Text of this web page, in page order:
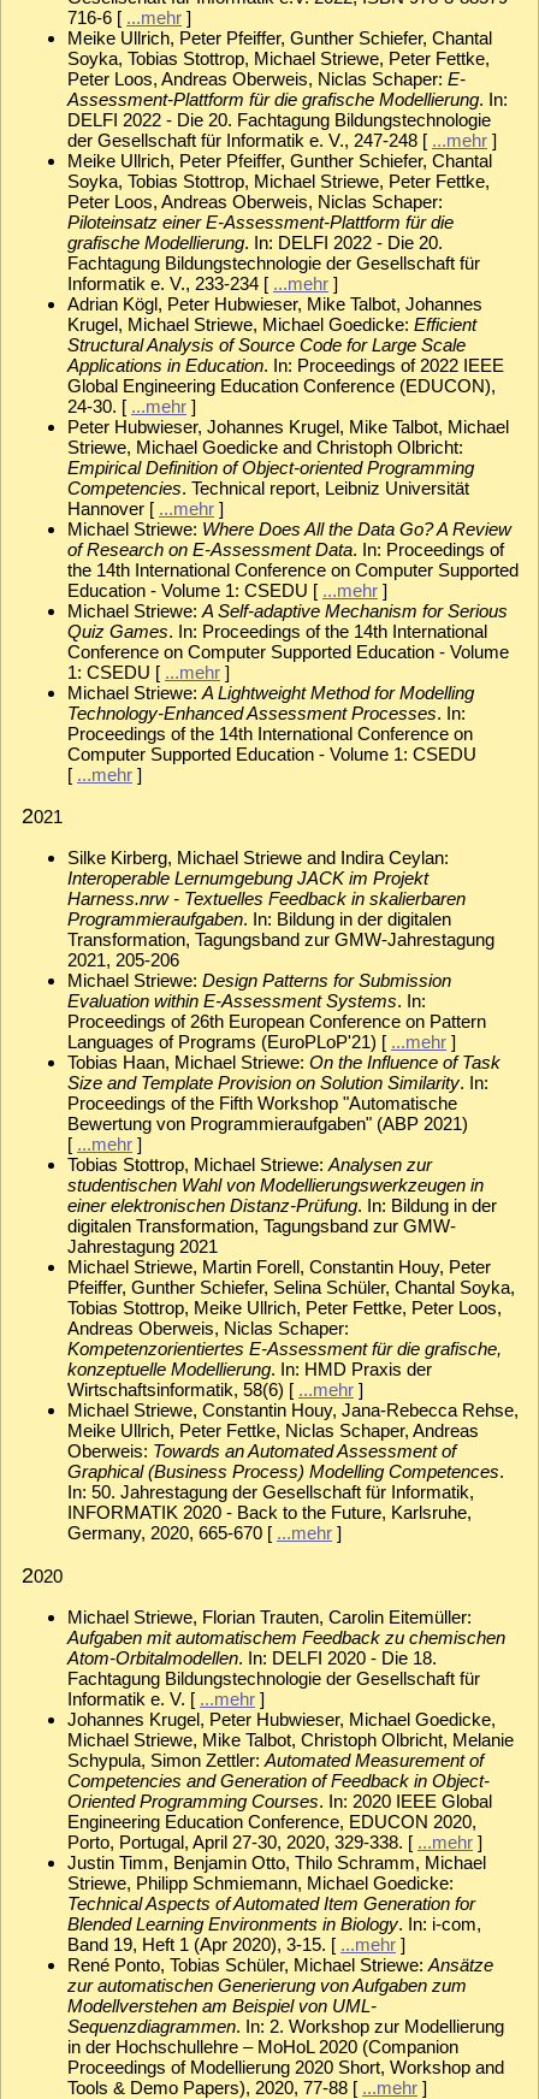
716-6 [ ...mehr ]
Meike Ullrich, Peter Pfeiffer, Gunther Schiefer, Chantal
Soyka, Tobias Stottrop, Michael Striewe, Peter Fettke,
Peter Loos, Andreas Oberweis, Niclas Schaper: E-
Assessment-Plattform für die grafische Modellierung. In:
DELFI 2022 - Die 20. Fachtagung Bildungstechnologie
der Gesellschaft für Informatik e. V., 247-248 [ ...mehr ]
Meike Ullrich, Peter Pfeiffer, Gunther Schiefer, Chantal
Soyka, Tobias Stottrop, Michael Striewe, Peter Fettke,
Peter Loos, Andreas Oberweis, Niclas Schaper:
Piloteinsatz einer E-Assessment-Plattform für die
grafische Modellierung. In: DELFI 2022 - Die 20.
Fachtagung Bildungstechnologie der Gesellschaft für
Informatik e. V., 233-234 [ ...mehr ]
Adrian Kögl, Peter Hubwieser, Mike Talbot, Johannes
Krugel, Michael Striewe, Michael Goedicke: Efficient
Structural Analysis of Source Code for Large Scale
Applications in Education. In: Proceedings of 2022 IEEE
Global Engineering Education Conference (EDUCON),
24-30. [ ...mehr ]
Peter Hubwieser, Johannes Krugel, Mike Talbot, Michael
Striewe, Michael Goedicke and Christoph Olbricht:
Empirical Definition of Object-oriented Programming
Competencies. Technical report, Leibniz Universität
Hannover [ ...mehr ]
Michael Striewe: Where Does All the Data Go? A Review
of Research on E-Assessment Data. In: Proceedings of
the 14th International Conference on Computer Supported
Education - Volume 1: CSEDU [ ...mehr ]
Michael Striewe: A Self-adaptive Mechanism for Serious
Quiz Games. In: Proceedings of the 14th International
Conference on Computer Supported Education - Volume
1: CSEDU [ ...mehr ]
Michael Striewe: A Lightweight Method for Modelling
Technology-Enhanced Assessment Processes. In:
Proceedings of the 14th International Conference on
Computer Supported Education - Volume 1: CSEDU
[ ...mehr ]
2021
Silke Kirberg, Michael Striewe and Indira Ceylan:
Interoperable Lernumgebung JACK im Projekt
Harness.nrw - Textuelles Feedback in skalierbaren
Programmieraufgaben. In: Bildung in der digitalen
Transformation, Tagungsband zur GMW-Jahrestagung
2021, 205-206
Michael Striewe: Design Patterns for Submission
Evaluation within E-Assessment Systems. In:
Proceedings of 26th European Conference on Pattern
Languages of Programs (EuroPLoP'21) [ ...mehr ]
Tobias Haan, Michael Striewe: On the Influence of Task
Size and Template Provision on Solution Similarity. In:
Proceedings of the Fifth Workshop "Automatische
Bewertung von Programmieraufgaben" (ABP 2021)
[ ...mehr ]
Tobias Stottrop, Michael Striewe: Analysen zur
studentischen Wahl von Modellierungswerkzeugen in
einer elektronischen Distanz-Prüfung. In: Bildung in der
digitalen Transformation, Tagungsband zur GMW-
Jahrestagung 2021
Michael Striewe, Martin Forell, Constantin Houy, Peter
Pfeiffer, Gunther Schiefer, Selina Schüler, Chantal Soyka,
Tobias Stottrop, Meike Ullrich, Peter Fettke, Peter Loos,
Andreas Oberweis, Niclas Schaper:
Kompetenzorientiertes E-Assessment für die grafische,
konzeptuelle Modellierung. In: HMD Praxis der
Wirtschaftsinformatik, 58(6) [ ...mehr ]
Michael Striewe, Constantin Houy, Jana-Rebecca Rehse,
Meike Ullrich, Peter Fettke, Niclas Schaper, Andreas
Oberweis: Towards an Automated Assessment of
Graphical (Business Process) Modelling Competences.
In: 50. Jahrestagung der Gesellschaft für Informatik,
INFORMATIK 2020 - Back to the Future, Karlsruhe,
Germany, 2020, 665-670 [ ...mehr ]
2020
Michael Striewe, Florian Trauten, Carolin Eitemüller:
Aufgaben mit automatischem Feedback zu chemischen
Atom-Orbitalmodellen. In: DELFI 2020 - Die 18.
Fachtagung Bildungstechnologie der Gesellschaft für
Informatik e. V. [ ...mehr ]
Johannes Krugel, Peter Hubwieser, Michael Goedicke,
Michael Striewe, Mike Talbot, Christoph Olbricht, Melanie
Schypula, Simon Zettler: Automated Measurement of
Competencies and Generation of Feedback in Object-
Oriented Programming Courses. In: 2020 IEEE Global
Engineering Education Conference, EDUCON 2020,
Porto, Portugal, April 27-30, 2020, 329-338. [ ...mehr ]
Justin Timm, Benjamin Otto, Thilo Schramm, Michael
Striewe, Philipp Schmiemann, Michael Goedicke:
Technical Aspects of Automated Item Generation for
Blended Learning Environments in Biology. In: i-com,
Band 19, Heft 1 (Apr 2020), 3-15. [ ...mehr ]
René Ponto, Tobias Schüler, Michael Striewe: Ansätze
zur automatischen Generierung von Aufgaben zum
Modellverstehen am Beispiel von UML-
Sequenzdiagrammen. In: 2. Workshop zur Modellierung
in der Hochschullehre – MoHoL 2020 (Companion
Proceedings of Modellierung 2020 Short, Workshop and
Tools & Demo Papers), 2020, 77-88 [ ...mehr ]